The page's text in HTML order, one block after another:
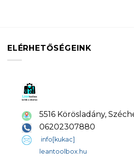
ELÉRHETŐSÉGEINK
5516 Körösladány,
06202307880
info[kukac]
leantoolbox.hu